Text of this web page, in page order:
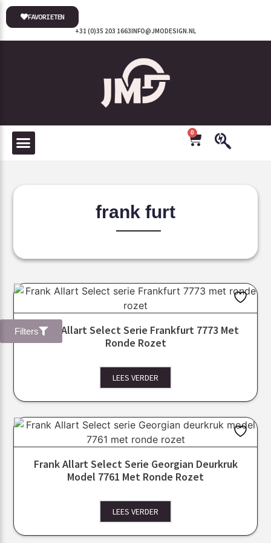
INFO@JMODESIGN.NL
+31 (0)35 203 1663
FAVORIETEN
0
frank furt
FiltersFrank Allart Select Serie Frankfurt 7773 Met
Ronde Rozet
LEES VERDER
Frank Allart Select Serie Georgian Deurkruk
Model 7761 Met Ronde Rozet
LEES VERDER